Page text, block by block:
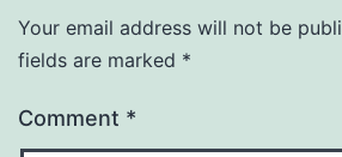
Your email address will not be
fields are marked *
Comment *